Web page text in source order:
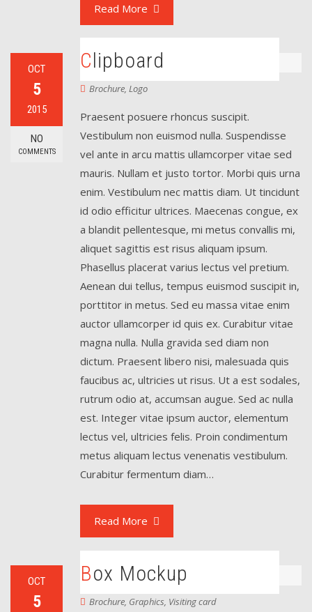
Read More
OCT
5
2015
NO
COMMENTS
Clipboard
Brochure, Logo
Praesent posuere rhoncus suscipit.
Vestibulum non euismod nulla. Suspendisse
vel ante in arcu mattis ullamcorper vitae sed
mauris. Nullam et justo tortor. Morbi quis urna
enim. Vestibulum nec mattis diam. Ut tincidunt
id odio efficitur ultrices. Maecenas congue, ex
a blandit pellentesque, mi metus convallis mi,
aliquet sagittis est risus aliquam ipsum.
Phasellus placerat varius lectus vel pretium.
Aenean dui tellus, tempus euismod suscipit in,
porttitor in metus. Sed eu massa vitae enim
auctor ullamcorper id quis ex. Curabitur vitae
magna nulla. Nulla gravida sed diam non
dictum. Praesent libero nisi, malesuada quis
faucibus ac, ultricies ut risus. Ut a est sodales,
rutrum odio at, accumsan augue. Sed ac nulla
est. Integer vitae ipsum auctor, elementum
lectus vel, ultricies felis. Proin condimentum
metus aliquam lectus venenatis vestibulum.
Curabitur fermentum diam…
Read More
OCT
5
Box Mockup
Brochure, Graphics, Visiting card